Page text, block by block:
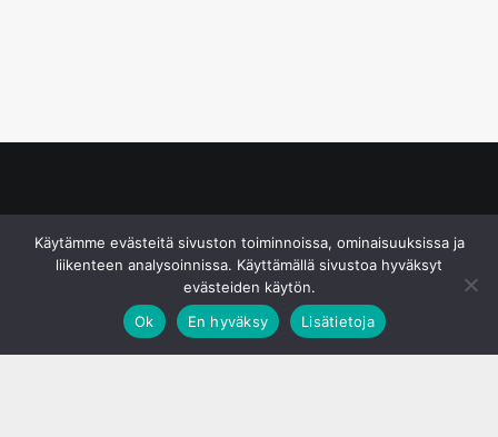
Käytämme evästeitä sivuston toiminnoissa, ominaisuuksissa ja
liikenteen analysoinnissa. Käyttämällä sivustoa hyväksyt
evästeiden käytön.
Ok
En hyväksy Lisätietoja